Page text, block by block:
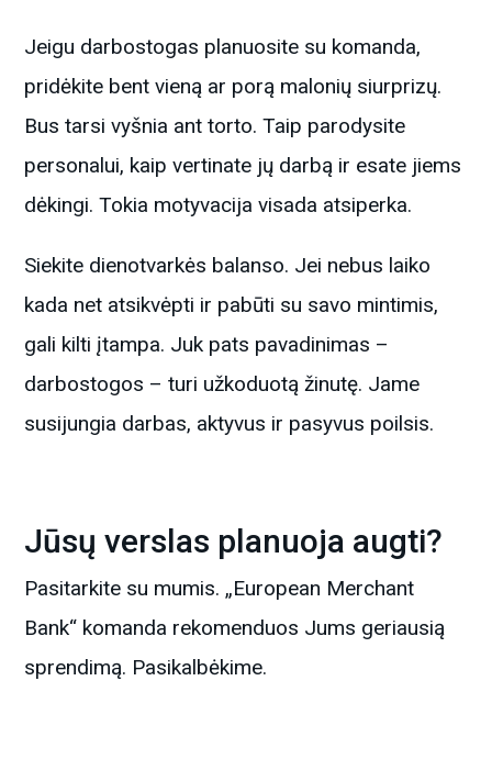
Jeigu darbostogas planuosite su komanda,
pridėkite bent vieną ar porą malonių siurprizų.
Bus tarsi vyšnia ant torto. Taip parodysite
personalui, kaip vertinate jų darbą ir esate jiems
dėkingi. Tokia motyvacija visada atsiperka.
Siekite dienotvarkės balanso. Jei nebus laiko
kada net atsikvėpti ir pabūti su savo mintimis,
gali kilti įtampa. Juk pats pavadinimas –
darbostogos – turi užkoduotą žinutę. Jame
susijungia darbas, aktyvus ir pasyvus poilsis.
Jūsų verslas planuoja augti?
Pasitarkite su mumis. „European Merchant
Bank“ komanda rekomenduos Jums geriausią
sprendimą. Pasikalbėkime.